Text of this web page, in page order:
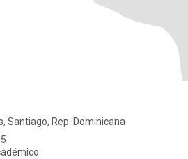
Santiago, Rep. Dominicana